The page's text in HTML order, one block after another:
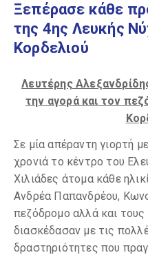
Ξεπέρασε κάθε
της 4ης Λευκής
Κορδελιού
Λευτέρης
την αγορά και τον
Σε μία απέραντη γιορτή
χρονιά το κέντρο του
Χιλιάδες άτομα κάθε
Ανδρέα Παπανδρέου,
πεζόδρομο αλλά και
διασκέδασαν με τις
δραστηριότητες που